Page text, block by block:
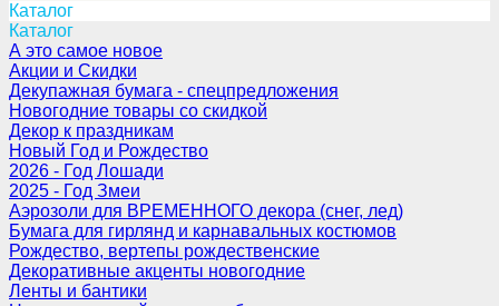
Каталог
Каталог
А это самое новое
Акции и Скидки
Декупажная бумага - спецпредложения
Новогодние товары со скидкой
Декор к праздникам
Новый Год и Рождество
2026 - Год Лошади
2025 - Год Змеи
Аэрозоли для ВРЕМЕННОГО декора (снег, лед)
Бумага для гирлянд и карнавальных костюмов
Рождество, вертепы рождественские
Декоративные акценты новогодние
Ленты и бантики